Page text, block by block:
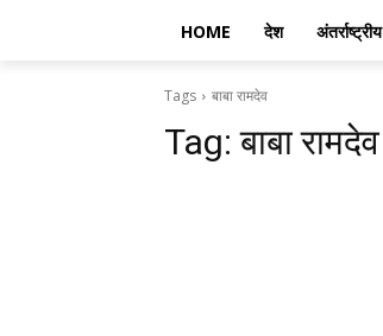
HOME देश अंतर्राष्ट्रीय
Tags बाबा रामदेव
Tag:बाबा रामदेव